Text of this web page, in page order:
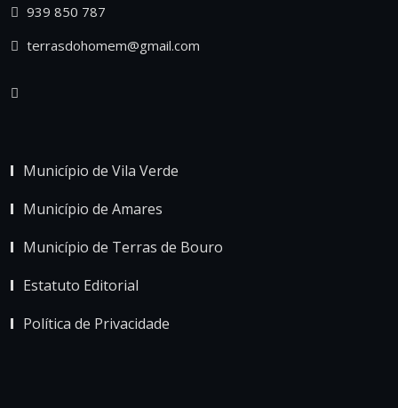
939 850 787
terrasdohomem@gmail.com
Município de Vila Verde
Município de Amares
Município de Terras de Bouro
Estatuto Editorial
Política de Privacidade